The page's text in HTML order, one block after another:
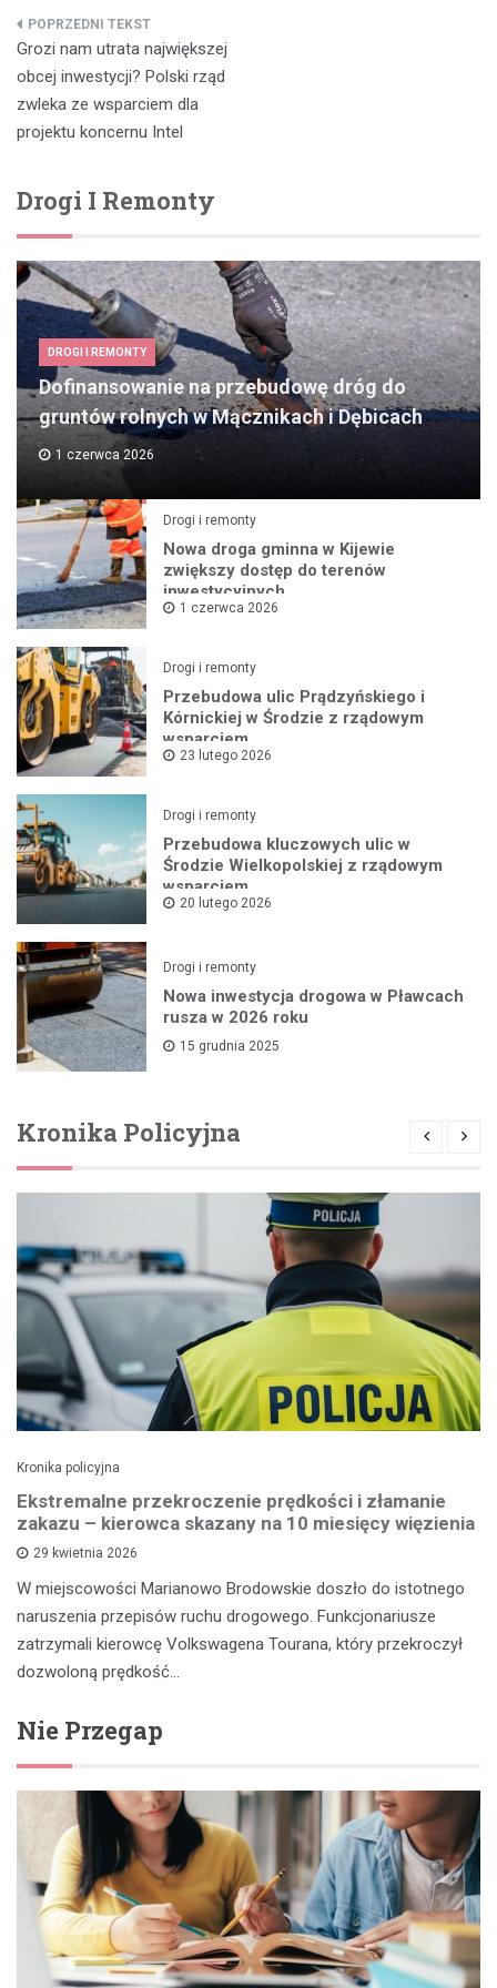
Nawigacja
wpisu
Grozi nam utrata największej
obcej inwestycji? Polski rząd
zwleka ze wsparciem dla
projektu koncernu Intel
Drogi I Remonty
DROGI I REMONTY
Dofinansowanie na przebudowę dróg do
gruntów rolnych w Mącznikach i Dębicach
1 czerwca 2026
Drogi i remonty
Nowa droga gminna w Kijewie
zwiększy dostęp do terenów
inwestycyjnych
1 czerwca 2026
Drogi i remonty
Przebudowa ulic Prądzyńskiego i
Kórnickiej w Środzie z rządowym
wsparciem
23 lutego 2026
Drogi i remonty
Przebudowa kluczowych ulic w
Środzie Wielkopolskiej z rządowym
wsparciem
20 lutego 2026
Drogi i remonty
Nowa inwestycja drogowa w Pławcach
rusza w 2026 roku
15 grudnia 2025
Kronika Policyjna
Kronika policyjna
Ekstremalne przekroczenie prędkości i złamanie
zakazu – kierowca skazany na 10 miesięcy więzienia
29 kwietnia 2026
W miejscowości Marianowo Brodowskie doszło do istotnego
naruszenia przepisów ruchu drogowego. Funkcjonariusze
zatrzymali kierowcę Volkswagena Tourana, który przekroczył
dozwoloną prędkość…
Nie Przegap